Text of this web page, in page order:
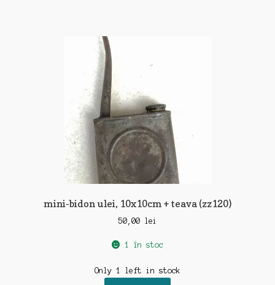
mini-bidon ulei, 10x10cm + teava (zz120)
50,00 lei
1 în stoc
Only 1 left in stock